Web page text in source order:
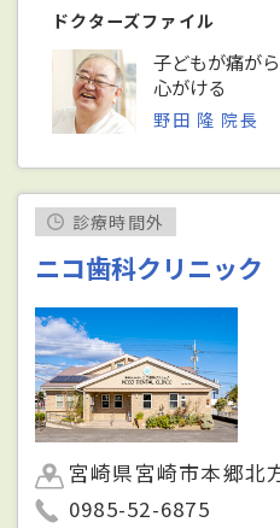
ドクターズファイル
子どもが痛が
心がける
野田 隆 院長
診療時間外
ニコ歯科クリニック
宮崎県宮崎市本郷北
0985-52-6875